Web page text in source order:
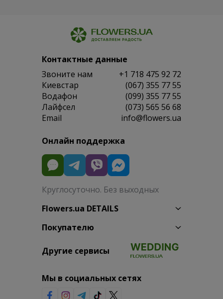
Контактные данные
Звоните нам
+1 718 475 92 72
Киевстар
(067) 355 77 55
Водафон
(099) 355 77 55
Лайфсел
(073) 565 56 68
Email
info@flowers.ua
Онлайн поддержка
Круглосуточно. Без выходных
Flowers.ua DETAILS
Покупателю
Другие сервисы
Мы в социальных сетях